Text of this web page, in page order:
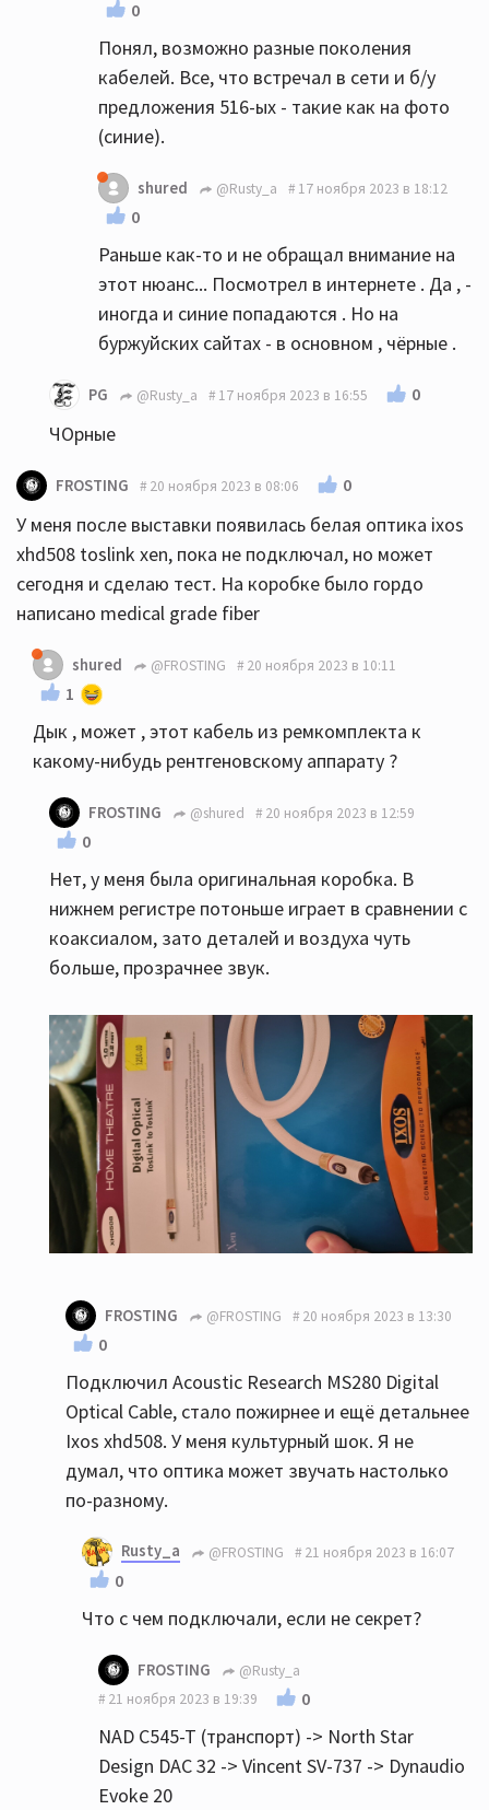
0
Понял, возможно разные поколения
кабелей. Все, что встречал в сети и б/у
предложения 516-ых - такие как на фото
(синие).
shured @Rusty_a 17 ноября 2023 в 18:12
0
Раньше как-то и не обращал внимание на
этот нюанс... Посмотрел в интернете . Да , -
иногда и синие попадаются . Но на
буржуйских сайтах - в основном , чёрные .
PG @Rusty_a 17 ноября 2023 в 16:55 0
ЧОрные
FROSTING 20 ноября 2023 в 08:06 0
У меня после выставки появилась белая оптика ixos
xhd508 toslink xen, пока не подключал, но может
сегодня и сделаю тест. На коробке было гордо
написано medical grade fiber
shured @FROSTING 20 ноября 2023 в 10:11
1
Дык , может , этот кабель из ремкомплекта к
какому-нибудь рентгеновскому аппарату ?
FROSTING @shured 20 ноября 2023 в 12:59
0
Нет, у меня была оригинальная коробка. В
нижнем регистре потоньше играет в сравнении с
коаксиалом, зато деталей и воздуха чуть
больше, прозрачнее звук.
FROSTING @FROSTING 20 ноября 2023 в 13:30
0
Подключил Acoustic Research MS280 Digital
Optical Cable, стало пожирнее и ещё детальнее
Ixos xhd508. У меня культурный шок. Я не
думал, что оптика может звучать настолько
по-разному.
Rusty_a @FROSTING 21 ноября 2023 в 16:07
0
Что с чем подключали, если не секрет?
FROSTING
@Rusty_a
21 ноября 2023 в 19:39
0
NAD C545-T (транспорт) -> North Star
Design DAC 32 -> Vincent SV-737 -> Dynaudio
Evoke 20